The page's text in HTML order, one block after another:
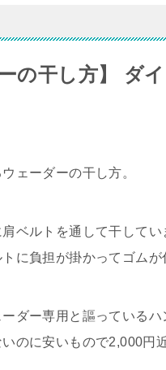
ーの干し方】 ダ
ェーダーの干し方。
ベルトを通して干してい
に負担が掛かってゴムが
ダー専用と謳っているハ
のに安いもので2,000円